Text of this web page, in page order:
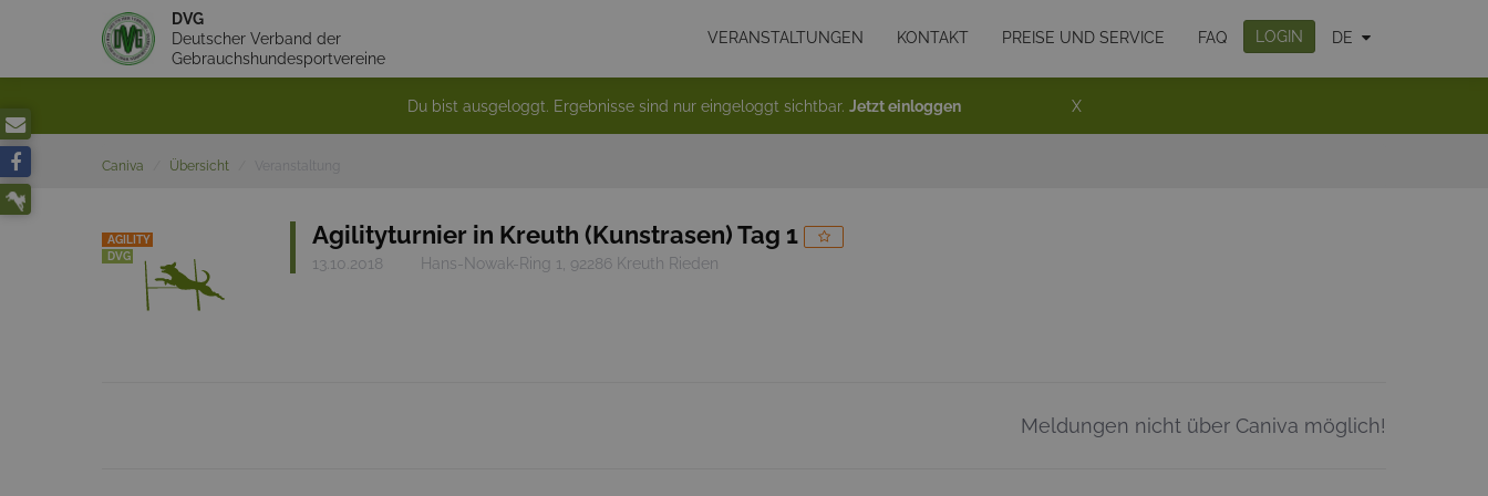
DVG
Deutscher Verband der
Gebrauchshundesportvereine
VERANSTALTUNGEN KONTAKT PREISE UND SERVICE FAQ LOGIN DE
Du bist ausgeloggt. Ergebnisse sind nur eingeloggt sichtbar. Jetzt einloggen X
Caniva Übersicht
AGILITY
DVG
Agilityturnier in Kreuth (Kunstrasen) Tag 1
13.10.2018 Hans-Nowak-Ring 1, 92286 Kreuth Rieden
Meldungen nicht über Caniva möglich!